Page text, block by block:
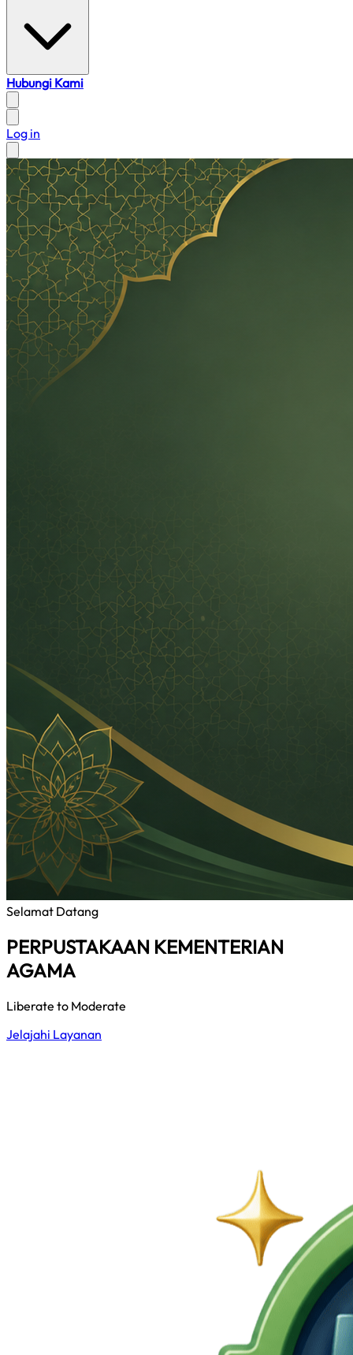
Hubungi Kami
Log in
Selamat Datang
PERPUSTAKAAN KEMENTERIAN
AGAMA
Liberate to Moderate
Jelajahi Layanan